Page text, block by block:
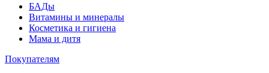
БАДы
Витамины и минералы
Косметика и гигиена
Мама и дитя
Покупателям